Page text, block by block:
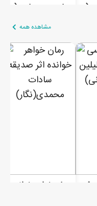
رمان مدیر معاون (عشق سریالی) - VIP
مشاهده همه
رمان خواهر خوانده